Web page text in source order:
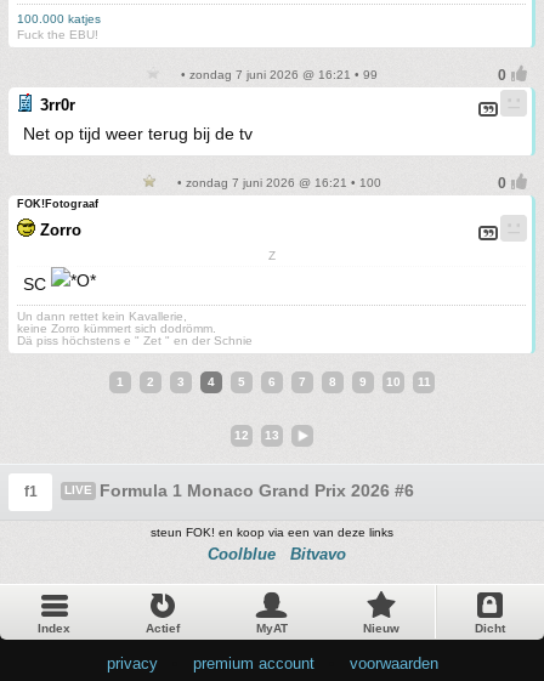
100.000 katjes
Fuck the EBU!
• zondag 7 juni 2026 @ 16:21 • 99
3rr0r
Net op tijd weer terug bij de tv
• zondag 7 juni 2026 @ 16:21 • 100
FOK!Fotograaf
Zorro
Z
SC
Un dann rettet kein Kavallerie,
keine Zorro kümmert sich dodrömm.
Dä piss höchstens e " Zet " en der Schnie
1 2 3 4 5 6 7 8 9 10 11
12 13
f1 LIVE Formula 1 Monaco Grand Prix 2026 #6
steun FOK! en koop via een van deze links
Coolblue Bitvavo
Index Actief MyAT Nieuw Dicht
privacy premium account voorwaarden